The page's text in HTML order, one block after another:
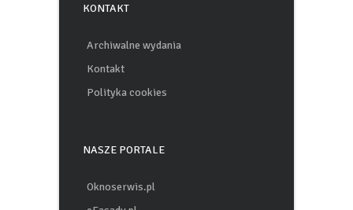
KONTAKT
Archiwalne wydania
Kontakt
Polityka cookies
NASZE PORTALE
Oknoserwis.pl